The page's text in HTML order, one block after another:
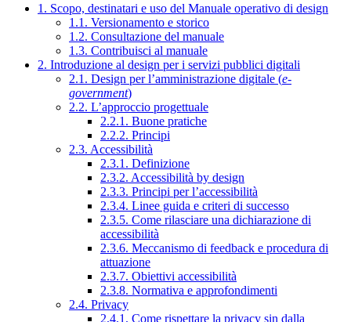
1. Scopo, destinatari e uso del Manuale operativo di design
1.1. Versionamento e storico
1.2. Consultazione del manuale
1.3. Contribuisci al manuale
2. Introduzione al design per i servizi pubblici digitali
2.1. Design per l’amministrazione digitale (e-
government)
2.2. L’approccio progettuale
2.2.1. Buone pratiche
2.2.2. Principi
2.3. Accessibilità
2.3.1. Definizione
2.3.2. Accessibilità by design
2.3.3. Principi per l’accessibilità
2.3.4. Linee guida e criteri di successo
2.3.5. Come rilasciare una dichiarazione di
accessibilità
2.3.6. Meccanismo di feedback e procedura di
attuazione
2.3.7. Obiettivi accessibilità
2.3.8. Normativa e approfondimenti
2.4. Privacy
2.4.1. Come rispettare la privacy sin dalla